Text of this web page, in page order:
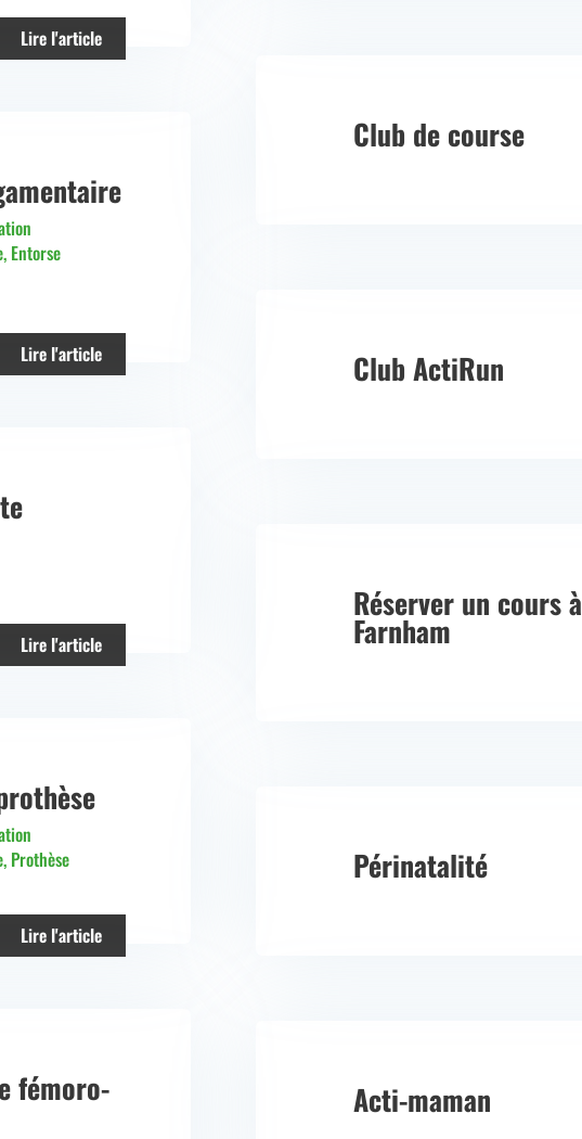
Lire l'article
, Entorse
Lire l'article
Lire l'article
, Prothèse
Lire l'article
fémoro-
Club de course
Club ActiRun
Réserver un cours à
Farnham
Périnatalité
Acti-maman